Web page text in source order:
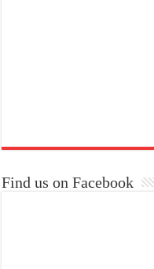
Find us on Facebook